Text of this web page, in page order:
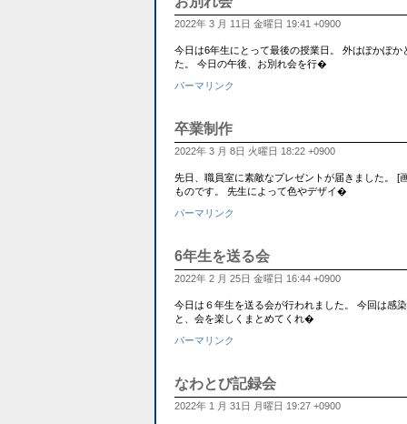
2022年 3 月 11日 金曜日 19:41 +0900
今日は6年生にとって最後の授業日。 外はぽかぽ
た。 今日の午後、お別れ会を行�
パーマリンク
卒業制作
2022年 3 月 8日 火曜日 18:22 +0900
先日、職員室に素敵なプレゼントが届きました。 [
ものです。 先生によって色やデザイ�
パーマリンク
6年生を送る会
2022年 2 月 25日 金曜日 16:44 +0900
今日は６年生を送る会が行われました。 今回は感
と、会を楽しくまとめてくれ�
パーマリンク
なわとび記録会
2022年 1 月 31日 月曜日 19:27 +0900